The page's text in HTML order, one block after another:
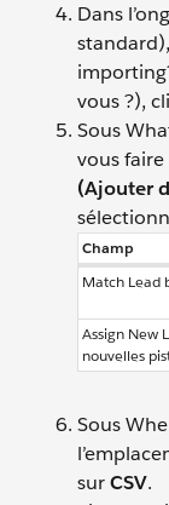
Dans
vous ?),
Sous
vous faire
(Ajouter
Champ
Match Lead
Assign New
nouvelles
Sous
surCSV.